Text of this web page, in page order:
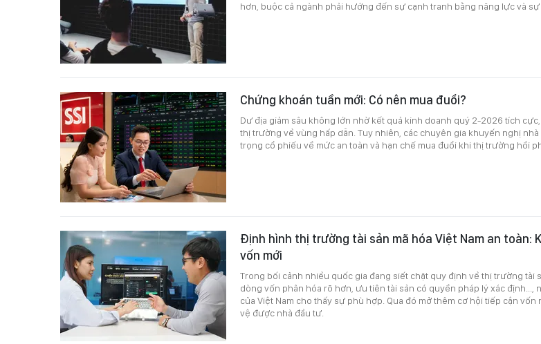
hơn, buộc cả ngành phải hướng đến sự cạnh tranh bằng năng lực và sự
Chứng khoán tuần mới: Có nên mua đuổi?
Dư địa giảm sâu không lớn nhờ kết quả kinh doanh quý 2-2026 tích
thị trường về vùng hấp dẫn. Tuy nhiên, các chuyên gia khuyến nghị
trọng cổ phiếu về mức an toàn và hạn chế mua đuổi khi thị trường hồi
Định hình thị trường tài sản mã hóa Việt Nam an toàn:
vốn mới
Trong bối cảnh nhiều quốc gia đang siết chặt quy định về thị trường tài
dòng vốn phân hóa rõ hơn, ưu tiên tài sản có quyền pháp lý xác định...,
của Việt Nam cho thấy sự phù hợp. Qua đó mở thêm cơ hội tiếp cận vốn
vệ được nhà đầu tư.